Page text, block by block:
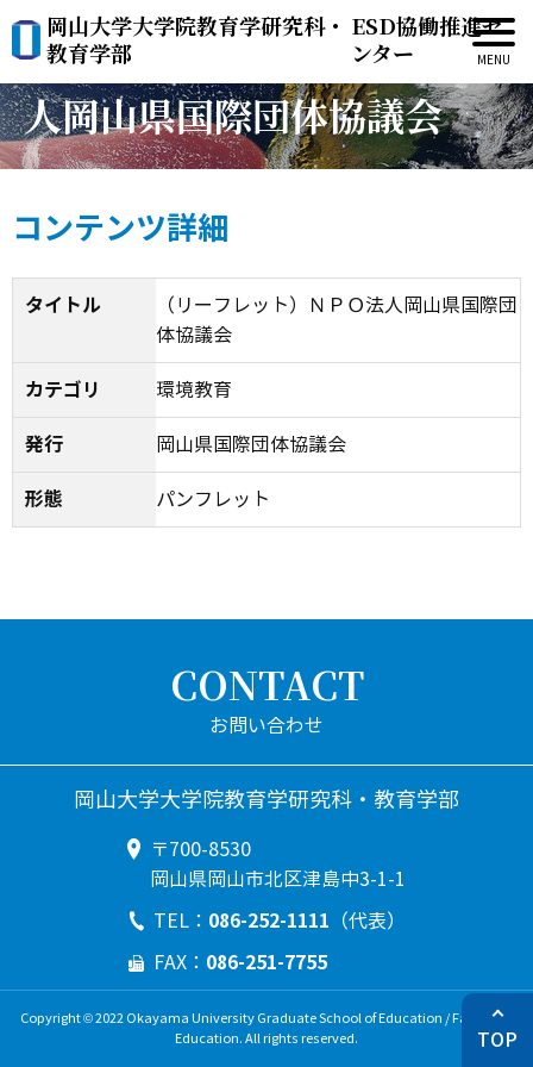
岡山大学大学院教育学研究科・
教育学部
ESD協働推進セ
ンター
（リーフレット）ＮＰＯ法
人岡山県国際団体協議会
コンテンツ詳細
タイトル
（リーフレット）ＮＰＯ法人岡山県国際団
体協議会
カテゴリ 環境教育
発行 岡山県国際団体協議会
形態 パンフレット
CONTACT
岡山大学大学院教育学研究科・教育学部
〒700-8530
岡山県岡山市北区津島中3-1-1
TEL： 086-252-1111 （代表）
FAX： 086-251-7755
Copyright © 2022 Okayama University Graduate School of Education / Faculty of
Education. All rights reserved.
TOP